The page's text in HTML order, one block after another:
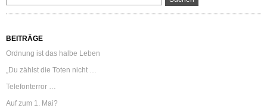
BEITRÄGE
Ordnung ist das halbe Leben
„Du zählst die Toten nicht …
Telefonterror …
Auf zum 1. Mai?